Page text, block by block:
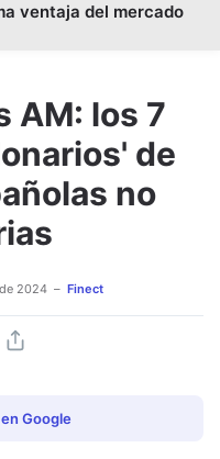
ventaja del mercado
AM: los 7
de
no
2024 Finect
Google